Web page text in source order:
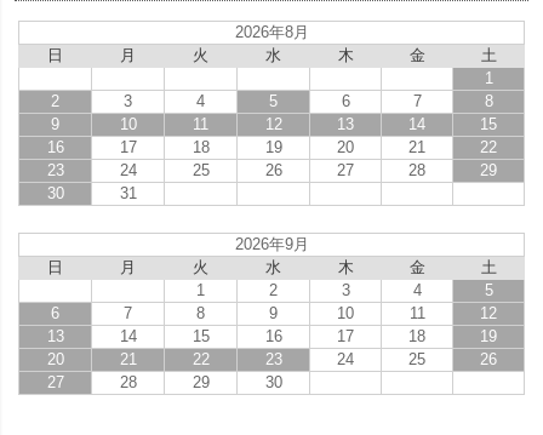
2026年8月
日
月 火 水 木 金
土
1
2
3 4 5 6 7
8
9
10 11 12 13 14
15
16
17 18 19 20 21
22
23
24 25 26 27 28
29
30
31
2026年9月
日
月 火 水 木 金
土
1
2 3 4
5
6
7 8 9 10 11
12
13
14 15 16 17 18
19
20
21 22 23 24 25
26
27
28 29 30